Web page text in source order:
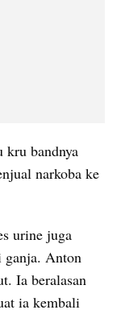
kru bandnya
narkoba ke
urine juga
ganja. Anton
Ia beralasan
ia kembali